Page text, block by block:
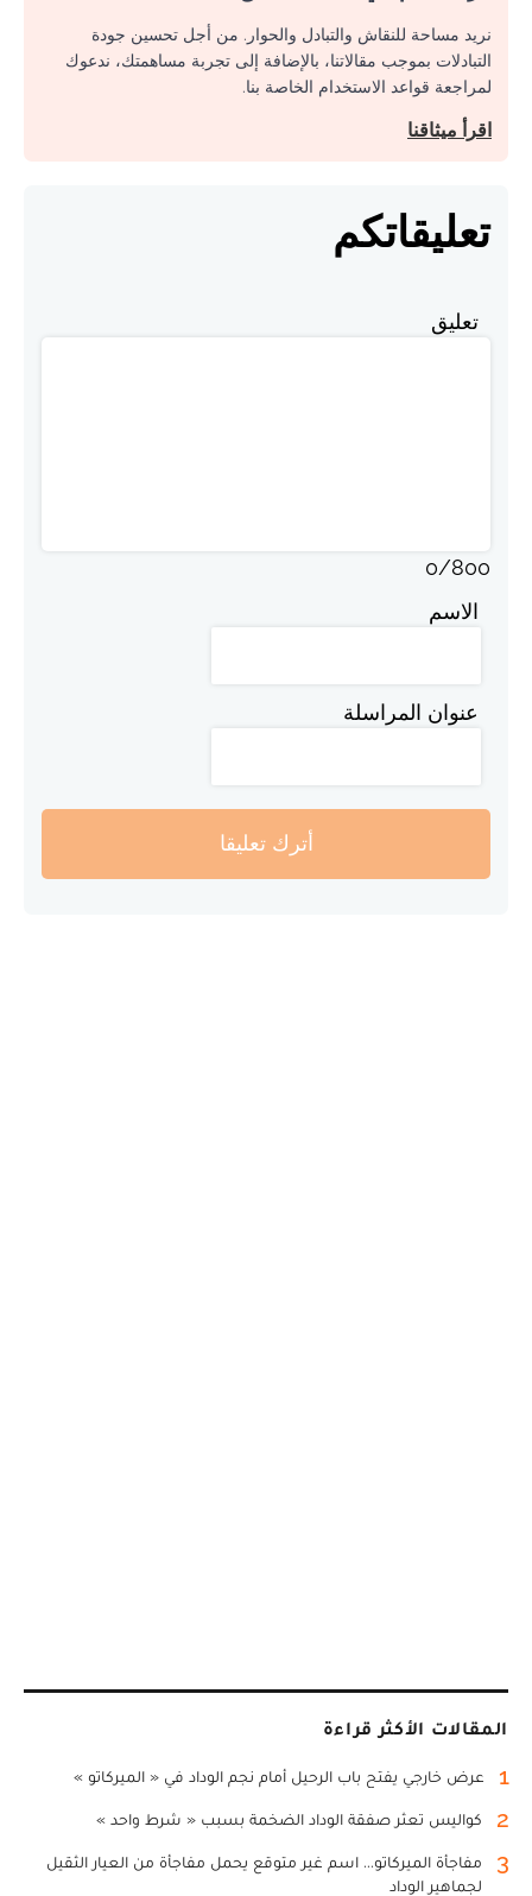
نريد مساحة للنقاش والتبادل والحوار. من أجل تحسين جودة
التبادلات بموجب مقالاتنا، بالإضافة إلى تجربة مساهمتك، ندعوك
لمراجعة قواعد الاستخدام الخاصة بنا.
اقرأ ميثاقنا
تعليقاتكم
تعليق
0/800
الاسم
عنوان المراسلة
أترك تعليقا
المقالات الأكثر قراءة
1 عرض خارجي يفتح باب الرحيل أمام نجم الوداد في « الميركاتو »
2 كواليس تعثر صفقة الوداد الضخمة بسبب « شرط واحد »
3
مفاجأة الميركاتو... اسم غير متوقع يحمل مفاجأة من العيار الثقيل
لجماهير الوداد